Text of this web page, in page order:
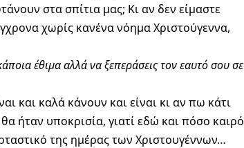
στα σπίτια μας; Κι αν δεν είμαστε
χωρίς κανένα νόημα Χριστούγεννα,
έθιμα αλλά να ξεπεράσεις τον εαυτό σου σε
και καλά κάνουν και είναι κι αν πω κάτι
ήταν υποκρισία, γιατί εδώ και πόσο καιρό
της ημέρας των Χριστουγέννων…